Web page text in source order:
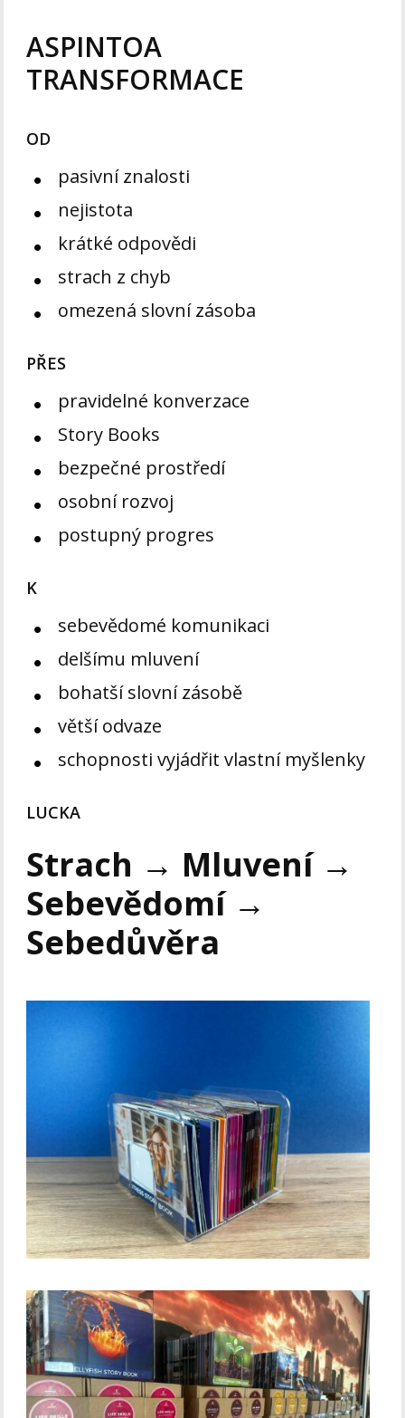
ASPINTOA
TRANSFORMACE
OD
pasivní znalosti
nejistota
krátké odpovědi
strach z chyb
omezená slovní zásoba
PŘES
pravidelné konverzace
Story Books
bezpečné prostředí
osobní rozvoj
postupný progres
K
sebevědomé komunikaci
delšímu mluvení
bohatší slovní zásobě
větší odvaze
schopnosti vyjádřit vlastní myšlenky
LUCKA
Strach → Mluvení →
Sebevědomí →
Sebedůvěra